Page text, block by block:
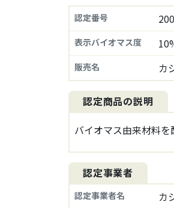
認定番号
表示バイオマス度
販売名 カ
認定商品の説明
バイオマス由来材料
認定事業者
認定事業者名 カ